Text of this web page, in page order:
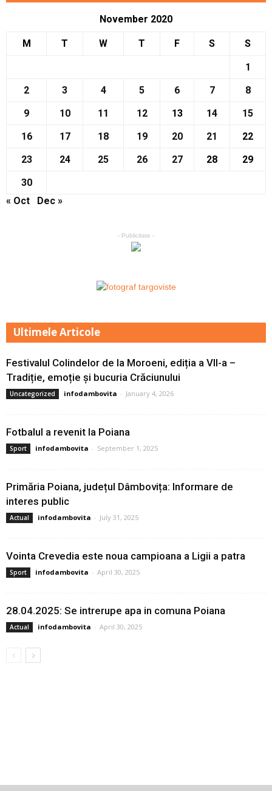
November 2020
M T W T F S S
1
2
3 4 5 6 7
8
9
10 11 12 13 14
15
16
17 18 19 20 21
22
23
24 25 26 27 28
29
30
« Oct
Dec »
- Publicitate -
Ultimele Articole
Festivalul Colindelor de la Moroeni, ediția a VII-a –
Tradiție, emoție și bucuria Crăciunului
Uncategorized infodambovita - January 4, 2026
Fotbalul a revenit la Poiana
Sport infodambovita - September 1, 2025
Primăria Poiana, județul Dâmbovița: Informare de
interes public
Actual infodambovita - July 31, 2025
Vointa Crevedia este noua campioana a Ligii a patra
Sport infodambovita - April 30, 2025
28.04.2025: Se intrerupe apa in comuna Poiana
Actual infodambovita - April 30, 2025